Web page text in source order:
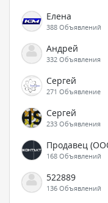
Елена
388 Объявлений
Андрей
332 Объявления
Сергей
271 Объявление
Сергей
233 Объявления
Продавец
168 Объявлений
522889
136 Объявлений